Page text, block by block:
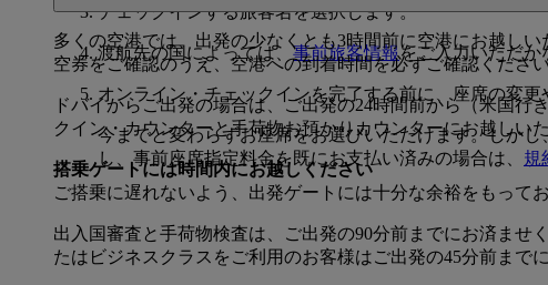
チェックインする旅客名を選択します。
渡航先の国によっては、事前旅客情報をご入力いただか
オンライン・チェックインを完了する前に、座席の変
今までと変わらずお座席をお選びいただけます。しか
し、事前座席指定料金を既にお支払い済みの場合は、 規
多くの空港では、出発の少なくとも3時間前に空港にお越し
空券をご確認のうえ、空港への到着時間を必ずご確認くださ
ドバイからご出発の場合は、ご出発の24時間前から（米国
クイン・カウンターと手荷物お預かりカウンターにお越し
搭乗ゲートには時間内にお越しください
ご搭乗に遅れないよう、出発ゲートには十分な余裕をもって
出入国審査と手荷物検査は、ご出発の90分前までにお済ませ
たはビジネスクラスをご利用のお客様はご出発の45分前まで